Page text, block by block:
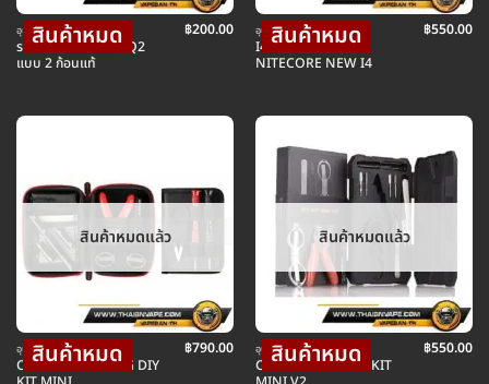
อุปกรณ์ บุหรี่ไฟฟ้า
รางชาร์จ VAPCELL Q2
แบบ 2 ก้อนแท้
฿200.00 อุปกรณ์ บุหรี่ไฟฟ้า
I4 เครื่องชาร์จแบต
NITECORE NEW I4
฿550.00
สินค้าหมดแล้ว
อุปกรณ์ บุหรี่ไฟฟ้า
COIL MASTER BAG DIY
฿790.00
สินค้าหมดแล้ว
อุปกรณ์ บุหรี่ไฟฟ้า
COIL MASTER DIY KIT
฿550.00